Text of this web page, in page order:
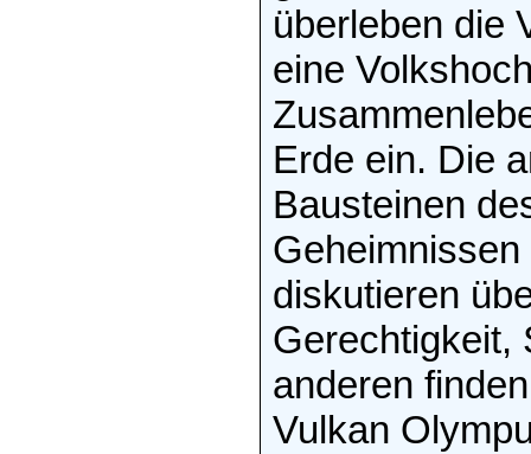
überleben die
eine
Erde ein. Die
Bausteinen
diskutieren
Gerechtigkeit,
anderen
Vulkan